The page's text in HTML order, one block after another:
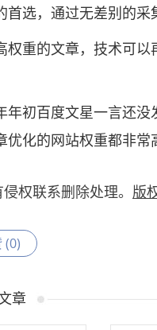
，通过无差别的采
重的文章，技术可以
初百度文星一言还没
化的网站权重都非常
权联系删除处理。 版
(0)
章